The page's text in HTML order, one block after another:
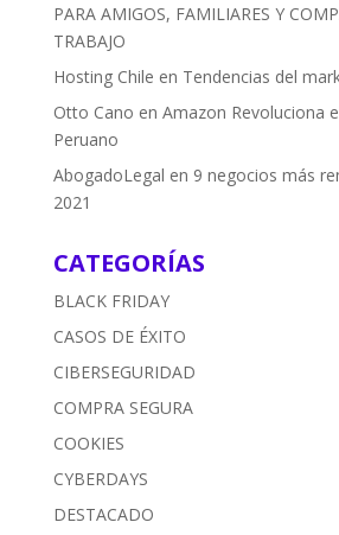
PARA AMIGOS, FAMILIARES Y
TRABAJO
Hosting Chile en Tendencias del
Otto Cano en Amazon Revoluciona
Peruano
AbogadoLegal en 9 negocios más
2021
CATEGORÍAS
BLACK FRIDAY
CASOS DE ÉXITO
CIBERSEGURIDAD
COMPRA SEGURA
COOKIES
CYBERDAYS
DESTACADO